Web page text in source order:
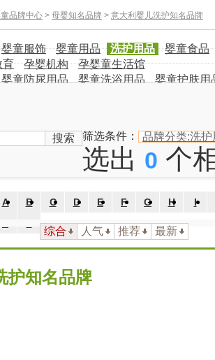
品牌中心 > 母婴知名品牌 > 意大利婴儿洗护知名品牌
婴童服饰 婴童用品 洗护用品
婴童食品
育
孕婴机构
孕婴童生活馆
婴童防尿用品 婴童洗浴用品
婴童护肤用
搜索
筛选条件： 品牌分类:洗护
选出 0 个
A B C D E F G H
I
综合 人气 推荐 最新
护知名品牌